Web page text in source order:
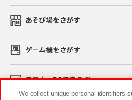
あそび場をさがす
ゲーム機をさがす
スマホ・PCであそぶ
We collect unique personal identifiers